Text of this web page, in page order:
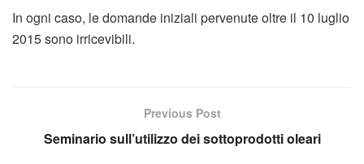
In ogni caso, le domande iniziali pervenute oltre il 10 luglio
2015 sono irricevibili.
Previous Post
Seminario sull’utilizzo dei sottoprodotti oleari